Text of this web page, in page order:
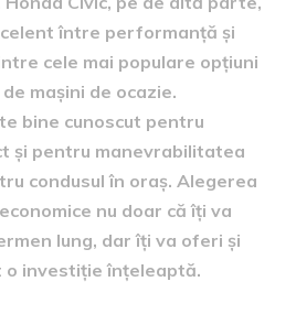
între performanță și
cele mai populare opțiuni
mașini de ocazie.
bine cunoscut pentru
și pentru manevrabilitatea
condusul în oraș. Alegerea
nu doar că îți va
lung, dar îți va oferi și
o investiție înțeleaptă.